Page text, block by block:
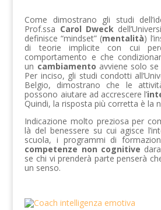
Come dimostrano gli studi
Prof.ssa Carol Dweck
definisce “mindset” (mentalità)
di teorie implicite con cui
comportamento e che
un cambiamento avviene solo
Per inciso, gli studi condotti
Belgio, dimostrano che le
possono aiutare ad accrescere l’
Quindi, la risposta più corretta è la
Indicazione molto preziosa per
là del benessere su cui agisce
scuola, i programmi di
competenze non cognitive
se chi vi prenderà parte penserà
un senso.